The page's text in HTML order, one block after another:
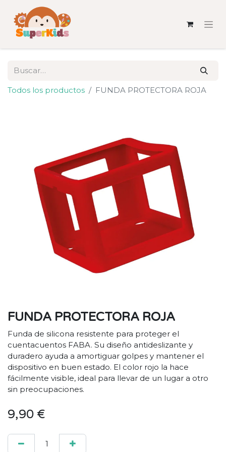
Todos los productos FUNDA PROTECTORA ROJA
FUNDA PROTECTORA ROJA
Funda de silicona resistente para proteger el
cuentacuentos FABA. Su diseño antideslizante y
duradero ayuda a amortiguar golpes y mantener el
dispositivo en buen estado. El color rojo la hace
fácilmente visible, ideal para llevar de un lugar a otro
sin preocupaciones.
9,90 €